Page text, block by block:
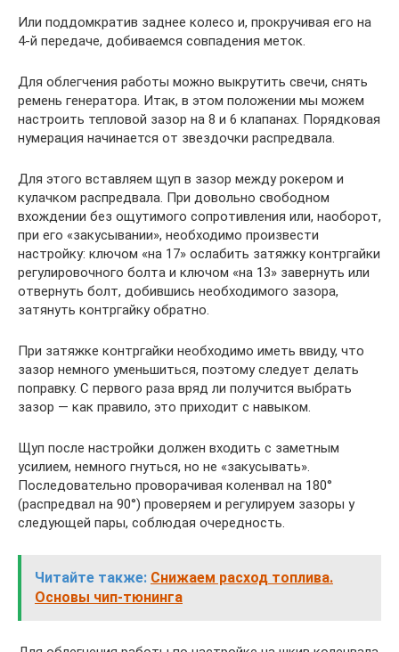
Или поддомкратив заднее колесо и, прокручивая его на
4-й передаче, добиваемся совпадения меток.
Для облегчения работы можно выкрутить свечи, снять
ремень генератора. Итак, в этом положении мы можем
настроить тепловой зазор на 8 и 6 клапанах. Порядковая
нумерация начинается от звездочки распредвала.
Для этого вставляем щуп в зазор между рокером и
кулачком распредвала. При довольно свободном
вхождении без ощутимого сопротивления или, наоборот,
при его «закусывании», необходимо произвести
настройку: ключом «на 17» ослабить затяжку контргайки
регулировочного болта и ключом «на 13» завернуть или
отвернуть болт, добившись необходимого зазора,
затянуть контргайку обратно.
При затяжке контргайки необходимо иметь ввиду, что
зазор немного уменьшиться, поэтому следует делать
поправку. С первого раза вряд ли получится выбрать
зазор — как правило, это приходит с навыком.
Щуп после настройки должен входить с заметным
усилием, немного гнуться, но не «закусывать».
Последовательно проворачивая коленвал на 180°
(распредвал на 90°) проверяем и регулируем зазоры у
следующей пары, соблюдая очередность.
Читайте также: Снижаем расход топлива.
Основы чип-тюнинга